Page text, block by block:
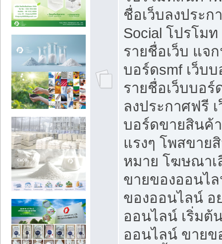
ชื่อเว็บลงประ
Social โปรโม
รายชื่อเว็บ แจ
บอร์ดsmf เว็บ
รายชื่อเว็บบอ
ลงประกาศฟรี
บอร์ดขายสินค้
แรงๆ โพสขาย
หมาย โฆษณาเ
ขายของออนไ
ของออนไลน์ อ
ออนไลน์ เริ่มต้
ออนไลน์ ขายข